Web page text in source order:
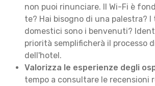
non puoi rinunciare. Il Wi-Fi è
te? Hai bisogno di una palestra? I
domestici sono i benvenuti?
priorità semplificherà il processo
dell'hotel.
Valorizza le esperienze degli
tempo a consultare le recensioni